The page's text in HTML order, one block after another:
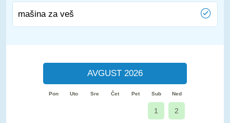
mašina za veš
AVGUST 2026
Pon Uto Sre Čet Pet Sub Ned
1 2